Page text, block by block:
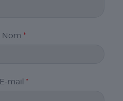
Nom *
E-mail *